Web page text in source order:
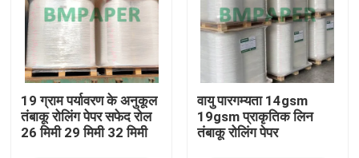
19 ग्राम पर्यावरण के अनुकूल
तंबाकू रोलिंग पेपर सफेद रोल
26 मिमी 29 मिमी 32 मिमी
वायु पारगम्यता 14gsm
19gsm प्राकृतिक लिन
तंबाकू रोलिंग पेपर